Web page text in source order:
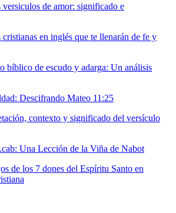
versiculos de amor: significado e
en inglés que te llenarán de fe y
bíblico de escudo y adarga: Un análisis
Descifrando Mateo 11:25
contexto y significado del versículo
Una Lección de la Viña de Nabot
de los 7 dones del Espíritu Santo en